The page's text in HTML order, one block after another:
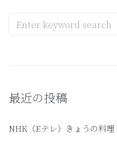
最近の投稿
NHK（Eテレ）きょうの料理